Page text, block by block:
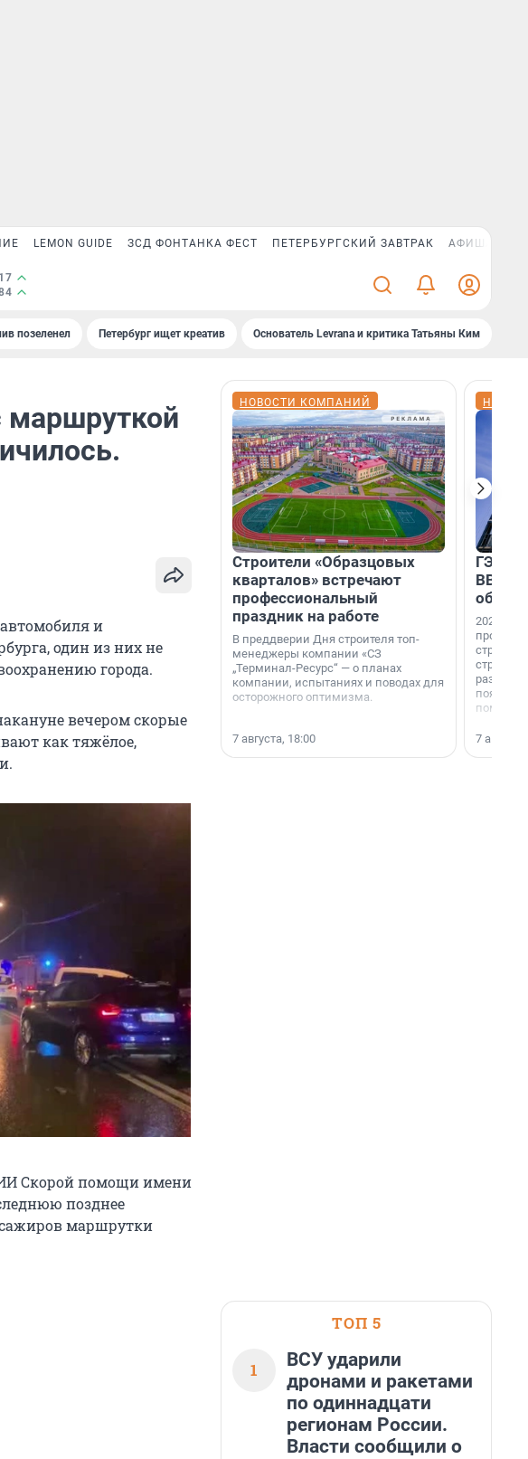
LEMON GUIDE ЗСД ФОНТАНКА ФЕСТ ПЕТЕРБУРГСКИЙ ЗАВТРАК АФИША PLUS
позеленел Петербург ищет креатив Основатель Levrana и критика Татьяны Ким
маршруткой
и
один из них не
города.
вечером скорые
как тяжёлое,
Скорой помощи имени
позднее
маршрутки
НОВОСТИ КОМПАНИЙ
Строители «Образцовых
кварталов» встречают
профессиональный
праздник на работе
В преддверии Дня строителя топ-
менеджеры компании «СЗ
„Терминал-Ресурс“ — о планах
компании, испытаниях и поводах для
осторожного оптимизма.
7 августа, 18:00
ГЭС,
ВВП: в
об
2026-й —
раз. В
7
ТОП 5
1
ВСУ ударили
дронами и ракетами
по одиннадцати
регионам России.
Власти сообщили о